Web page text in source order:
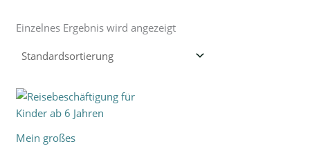
Einzelnes Ergebnis wird angezeigt
Mein großes